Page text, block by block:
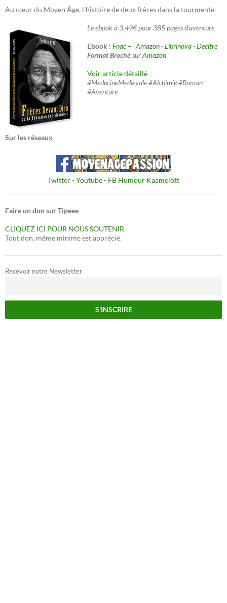
Au cœur du Moyen Âge, l'histoire de deux frères dans la tourmente.
Le ebook à 3,49€ pour 385 pages d'aventure
Ebook : Fnac – Amazon-Librinova-Decitre
Format BrochésurAmazon
Voir article détaillé
#MedecineMedievale #Alchimie #Roman
#Aventure
Sur les réseaux
Twitter- Youtube- FB Humour Kaamelott
Faire un don sur Tipeee
CLIQUEZ ICI POUR NOUS SOUTENIR.
Tout don, même minime est apprécié.
Recevoir notre Newsletter